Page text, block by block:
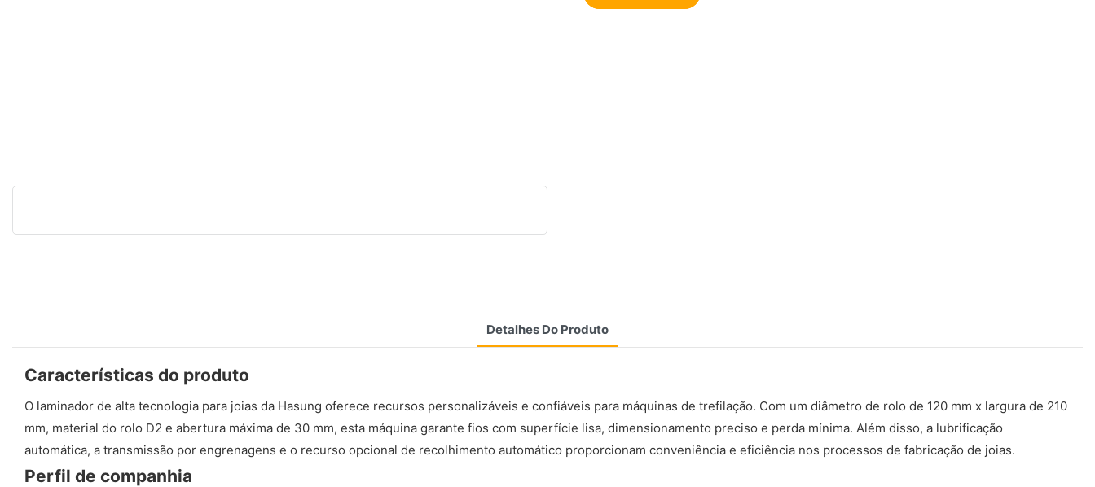
Detalhes Do Produto
Características do produto
O laminador de alta tecnologia para joias da Hasung oferece recursos personalizáveis ​​e confiáveis ​​para máquinas de trefilação. Com um diâmetro de rolo de 120 mm x largura de 210
mm, material do rolo D2 e ​​abertura máxima de 30 mm, esta máquina garante fios com superfície lisa, dimensionamento preciso e perda mínima. Além disso, a lubrificação
automática, a transmissão por engrenagens e o recurso opcional de recolhimento automático proporcionam conveniência e eficiência nos processos de fabricação de joias.
Perfil de companhia